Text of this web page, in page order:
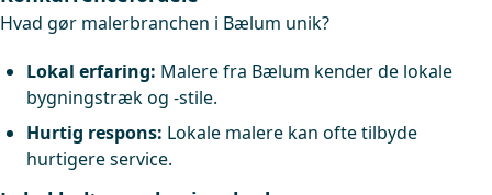
Hvad gør malerbranchen i Bælum unik?
Lokal erfaring: Malere fra Bælum kender de lokale
bygningstræk og -stile.
Hurtig respons: Lokale malere kan ofte tilbyde
hurtigere service.